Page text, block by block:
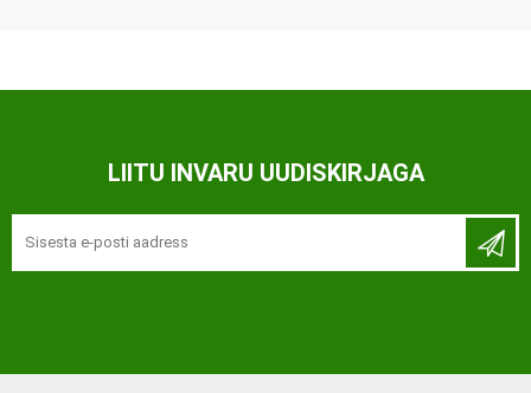
LIITU INVARU UUDISKIRJAGA